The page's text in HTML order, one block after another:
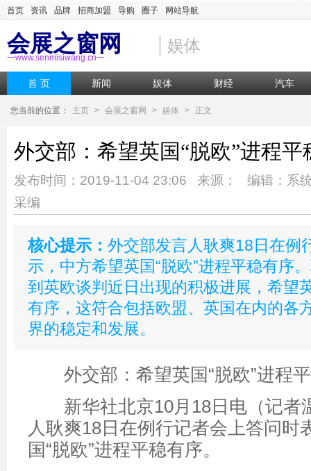
首页 资讯 品牌 招商加盟 导购 圈子 网站导航
会展之窗网
一www.senmisiwang.cn一
娱体
首 页 新闻 娱体 财经 汽车
您当前的位置： 主页 > 会展之窗网 > 娱体 > 正文
外交部：希望英国“脱欧”进程平
发布时间：2019-11-04 23:06 来源： 编辑：系
采编
核心提示： 外交部发言人耿爽18日在例
示，中方希望英国“脱欧”进程平稳有序
到英欧谈判近日出现的积极进展，希望
有序，这符合包括欧盟、英国在内的各
界的稳定和发展。
外交部：希望英国“脱欧”进程
新华社北京10月18日电（记者
人耿爽18日在例行记者会上答问时
国“脱欧”进程平稳有序。